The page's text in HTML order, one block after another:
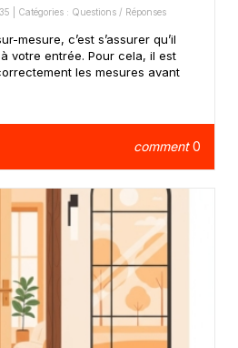
| Catégories : Questions / Réponses
mesure, c’est s’assurer qu’il
votre entrée. Pour cela, il est
les mesures avant
comment0